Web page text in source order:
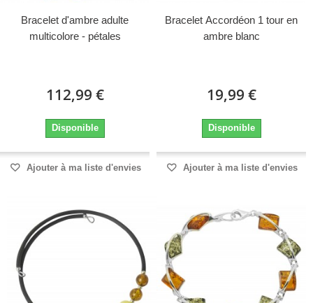
Bracelet d'ambre adulte
multicolore - pétales
112,99 €
Disponible
Ajouter à ma liste d'envies
Bracelet Accordéon 1 tour en
ambre blanc
19,99 €
Disponible
Ajouter à ma liste d'envies